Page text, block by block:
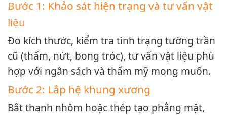
Bước 1: Khảo sát hiện trạng và tư vấn vật
liệu
Đo kích thước, kiểm tra tình trạng tường trần
cũ (thấm, nứt, bong tróc), tư vấn vật liệu phù
hợp với ngân sách và thẩm mỹ mong muốn.
Bước 2: Lắp hệ khung xương
Bắt thanh nhôm hoặc thép tạo phẳng mặt,